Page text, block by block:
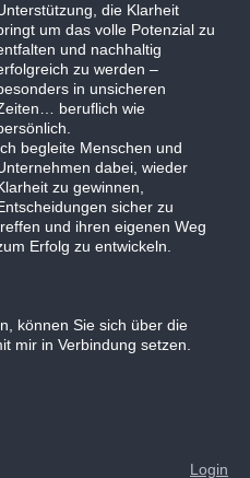
die Klarheit
um das volle Potenzial zu
und nachhaltig
zu werden –
in unsicheren
beruflich wie
begleite Menschen und
dabei, wieder
zu gewinnen,
sicher zu
und ihren eigenen Weg
Erfolg zu entwickeln.
können Sie sich über die
mir in Verbindung setzen.
Login